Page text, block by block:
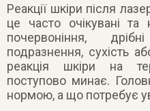
Реакції шкіри після
це часто очікувані та
почервоніння,
подразнення, сухість
реакція шкіри на
поступово минає.
нормою, а що потребує